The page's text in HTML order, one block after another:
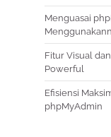
Menguasai
Fitur Visual
Powerful
Efisiensi
phpMyAdmin